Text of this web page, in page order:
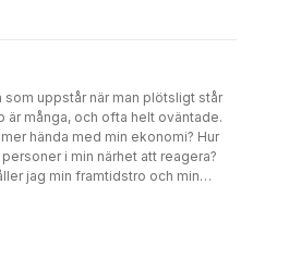
marknadsföring och hur gör man
första steg ut i det okända eller vill
mot dina mål.Nina Jansdotter –
Facebookproffs och
coach – har studerat fenomenet,
och ger här tydliga och enkla
som uppstår när man plötsligt står
är många, och ofta helt oväntade.
hända med min ekonomi? Hur
i min närhet att reagera?
jag min framtidstro och min